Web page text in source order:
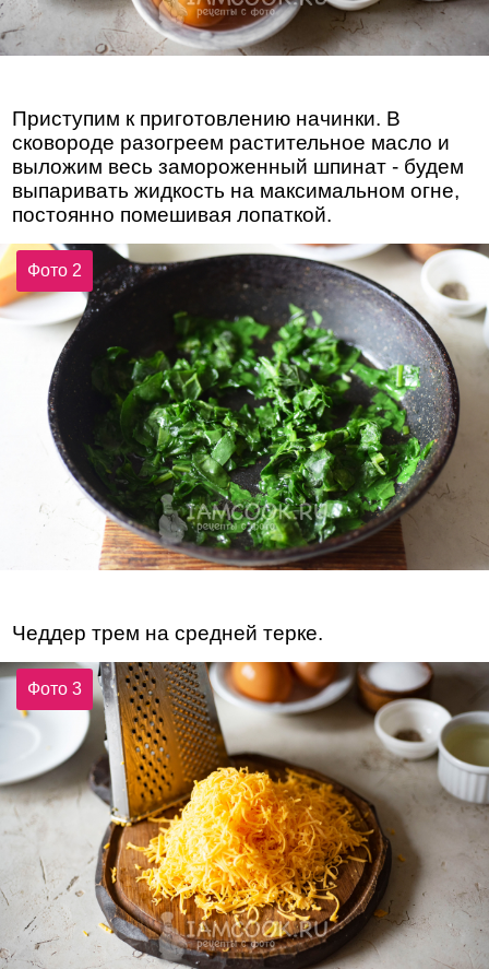
Приступим к приготовлению начинки. В
сковороде разогреем растительное масло и
выложим весь замороженный шпинат - будем
выпаривать жидкость на максимальном огне,
постоянно помешивая лопаткой.
Фото 2
Чеддер трем на средней терке.
Фото 3